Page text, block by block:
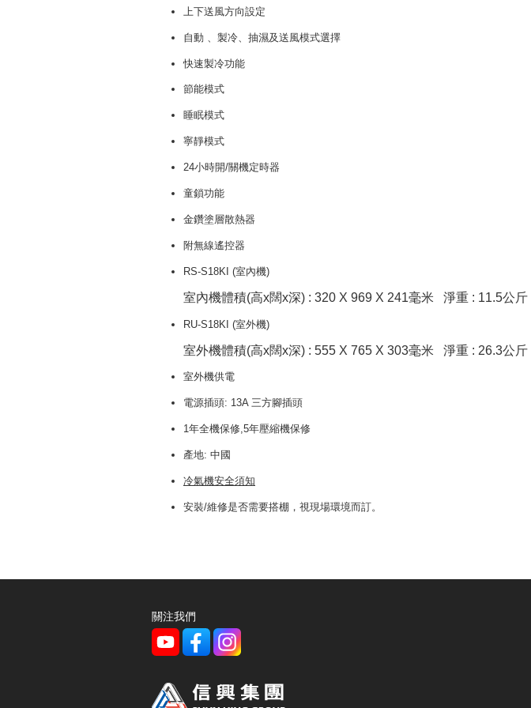
上下送風方向設定
自動 、製冷、抽濕及送風模式選擇
快速製冷功能
節能模式
睡眠模式
寧靜模式
24小時開/關機定時器
童鎖功能
金鑽塗層散熱器
附無線遙控器
RS-S18KI (室內機)
室內機體積(高x闊x深) : 320 X 969 X 241毫米 淨重 : 11.5公斤
RU-S18KI (室外機)
室外機體積(高x闊x深) : 555 X 765 X 303毫米 淨重 : 26.3公斤
室外機供電
電源插頭: 13A 三方腳插頭
1年全機保修,5年壓縮機保修
產地: 中國
冷氣機安全須知
安裝/維修是否需要搭棚，視現場環境而訂。
關注我們